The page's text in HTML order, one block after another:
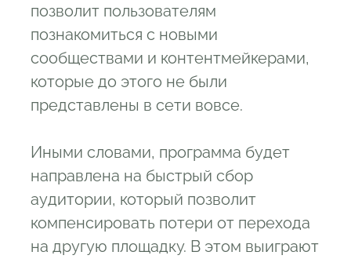
позволит пользователям
познакомиться с новыми
сообществами и контентмейкерами,
которые до этого не были
представлены в сети вовсе.
Иными словами, программа будет
направлена на быстрый сбор
аудитории, который позволит
компенсировать потери от перехода
на другую площадку. В этом выиграют